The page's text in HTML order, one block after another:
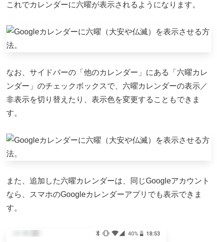
これでカレンダーに六曜が表示されるようになります。
なお、サイドバーの「他のカレンダー」にある「六曜カレ
ンダー」のチェックボックスで、六曜カレンダーの表示／
非表示を切り替えたり、表示色を変更することもできま
す。
また、追加した六曜カレンダーは、同じGoogleアカウント
なら、スマホのGoogleカレンダーアプリでも表示できま
す。